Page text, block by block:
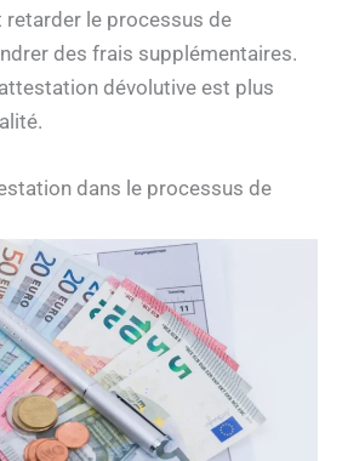
retarder le processus de
des frais supplémentaires.
dévolutive est plus
dans le processus de